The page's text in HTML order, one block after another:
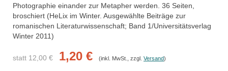
Photographie einander zur Metapher werden. 36 Seiten,
broschiert (HeLix im Winter. Ausgewählte Beiträge zur
romanischen Literaturwissenschaft; Band 1/Universitätsverlag
Winter 2011)
statt 12,00 € 1,20 € (inkl. MwSt., zzgl. Versand)